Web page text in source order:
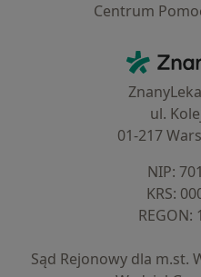
Centrum
ul.
01-217
NIP:
KRS:
REGON:
Sąd Rejonowy dla m.st.